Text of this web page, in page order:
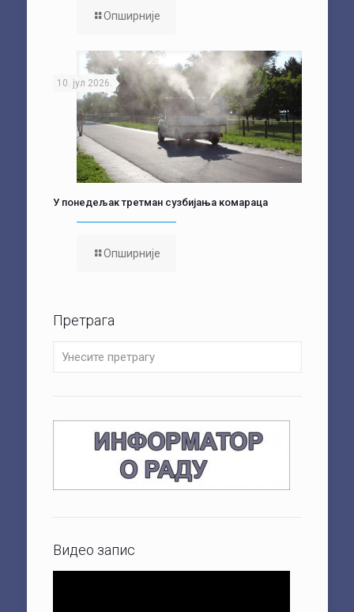
Опширније
10. јул 2026.
У понедељак третман сузбијања комараца
Опширније
Претрага
Видео запис